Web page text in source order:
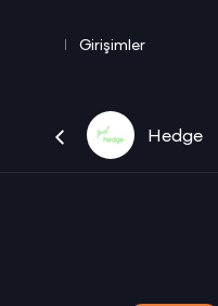
Girişimler
Hedge